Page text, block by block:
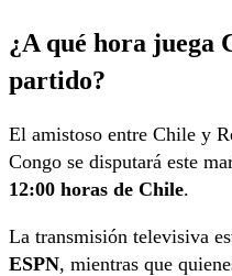
¿A qué hora juega
partido?
El amistoso entre Chile y
Congo se disputará este
12:00 horas de Chile.
La transmisión televisiva
ESPN, mientras que